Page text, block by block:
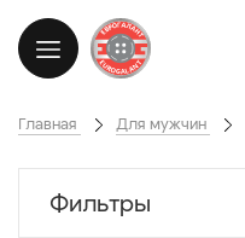
Главная Для мужчин
Фильтры